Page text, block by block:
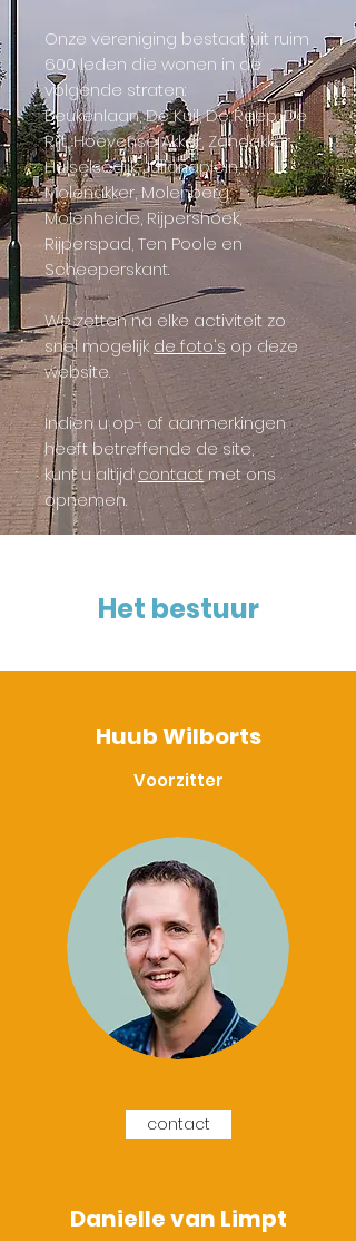
Onze vereniging bestaat uit ruim
600 leden die wonen in de
volgende straten:
Beukenlaan, De Kuil, De Reep, De
Rijt, Hoevense Akker, Zandakker,
Hulselsedijk, Julianaplein,
Molenakker, Molenberg,
Molenheide, Rijpershoek,
Rijperspad, Ten Poole en
Scheeperskant.
We zetten na elke activiteit zo
snel mogelijkde foto'sop deze
website.
Indien u op- of aanmerkingen
heeft betreffende de site,
kunt u altijdcontactmet ons
opnemen.
Het bestuur
Huub Wilborts
Voorzitter
contact
Danielle van Limpt